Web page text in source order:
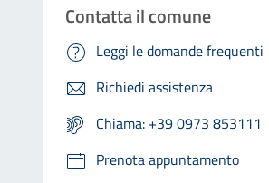
Contatta il comune
Leggi le domande frequenti
Richiedi assistenza
Chiama: +39 0973 853111
Prenota appuntamento